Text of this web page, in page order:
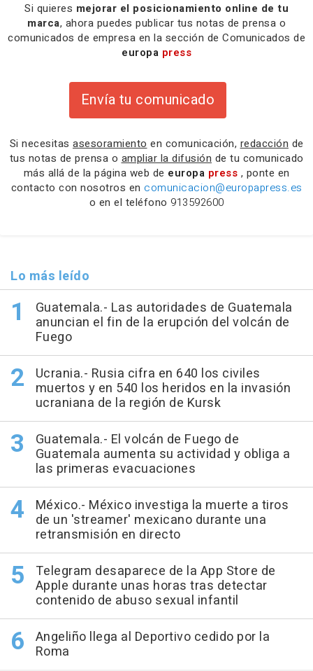
Si quieres mejorar el posicionamiento online de tu
marca, ahora puedes publicar tus notas de prensa o
comunicados de empresa en la sección de Comunicados de
europa press
Envía tu comunicado
Si necesitas asesoramiento en comunicación, redacción de
tus notas de prensa o ampliar la difusión de tu comunicado
más allá de la página web de europa press , ponte en
contacto con nosotros en comunicacion@europapress.es
o en el teléfono 913592600
Lo más leído
Guatemala.- Las autoridades de Guatemala
anuncian el fin de la erupción del volcán de
Fuego
Ucrania.- Rusia cifra en 640 los civiles
muertos y en 540 los heridos en la invasión
ucraniana de la región de Kursk
Guatemala.- El volcán de Fuego de
Guatemala aumenta su actividad y obliga a
las primeras evacuaciones
México.- México investiga la muerte a tiros
de un 'streamer' mexicano durante una
retransmisión en directo
Telegram desaparece de la App Store de
Apple durante unas horas tras detectar
contenido de abuso sexual infantil
Angeliño llega al Deportivo cedido por la
Roma